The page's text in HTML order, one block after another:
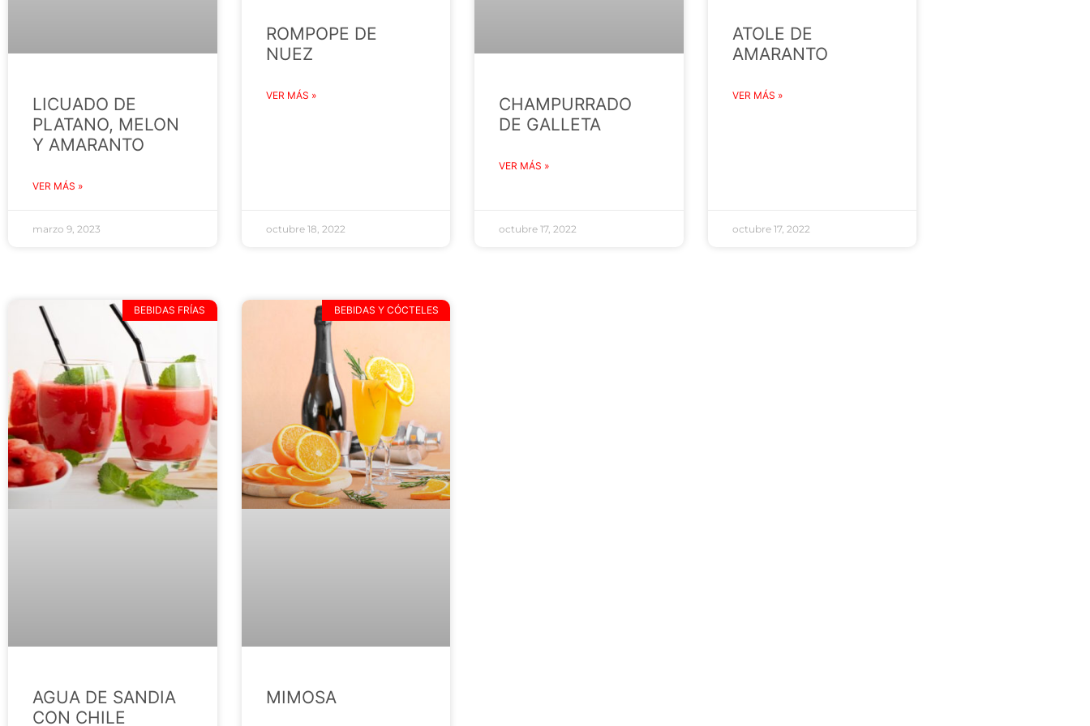
LICUADO DE
PLATANO, MELON
Y AMARANTO
VER MÁS »
marzo 9, 2023
ROMPOPE DE
NUEZ
VER MÁS »
octubre 18, 2022
CHAMPURRADO
DE GALLETA
VER MÁS »
octubre 17, 2022
ATOLE DE
AMARANTO
VER MÁS »
octubre 17, 2022
BEBIDAS FRÍAS
AGUA DE SANDIA
CON CHILE
BEBIDAS Y CÓCTELES
MIMOSA